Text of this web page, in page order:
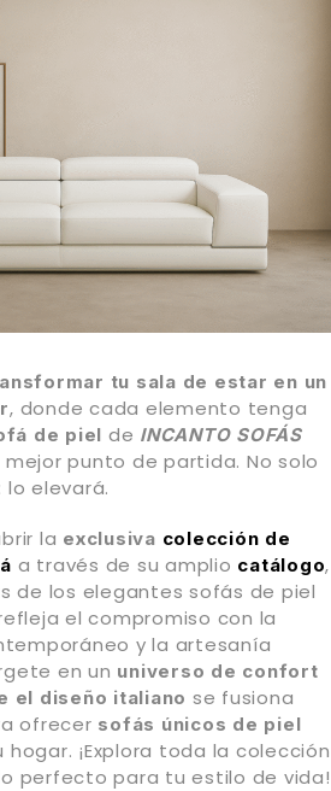
tu sala de estar en un
, donde cada elemento tenga
de piel de INCANTO SOFÁS
mejor punto de partida. No solo
elevará.
la exclusiva colección de
a través de su amplio catálogo,
de los elegantes sofás de piel
el compromiso con la
y la artesanía
en un universo de confort
el diseño italiano se fusiona
ofrecer sofás únicos de piel
¡Explora toda la colección
perfecto para tu estilo de vida!